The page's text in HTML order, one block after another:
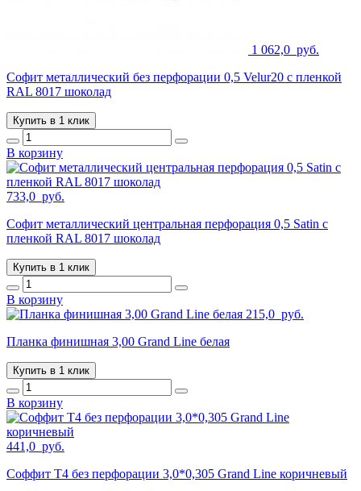
1 062,0 руб.
Софит металлический без перфорации 0,5 Velur20 с пленкой
RAL 8017 шоколад
Купить в 1 клик
В корзину
733,0 руб.
Софит металлический центральная перфорация 0,5 Satin с
пленкой RAL 8017 шоколад
Купить в 1 клик
В корзину
215,0 руб.
Планка финишная 3,00 Grand Line белая
Купить в 1 клик
В корзину
441,0 руб.
Соффит T4 без перфорации 3,0*0,305 Grand Line коричневый